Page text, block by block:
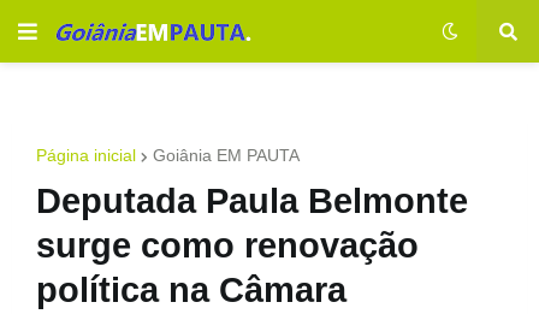
Página inicial Goiânia EM PAUTA
Deputada Paula Belmonte
surge como renovação
política na Câmara